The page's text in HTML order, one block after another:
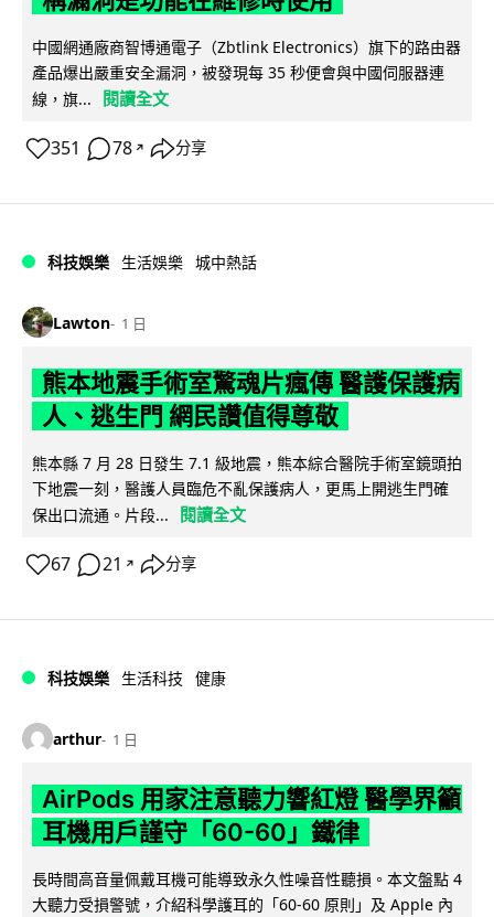
中國網通廠商智博通電子（Zbtlink Electronics）旗下的路由器
產品爆出嚴重安全漏洞，被發現每 35 秒便會與中國伺服器連
線，旗...
閱讀全文
351 78 ↗ 分享
科技娛樂 生活娛樂 城中熱話
Lawton 1 日
熊本地震手術室驚魂片瘋傳 醫護保護病
人、逃生門 網民讚值得尊敬
熊本縣 7 月 28 日發生 7.1 級地震，熊本綜合醫院手術室鏡頭拍
下地震一刻，醫護人員臨危不亂保護病人，更馬上開逃生門確
保出口流通。片段...
閱讀全文
67 21 ↗ 分享
科技娛樂 生活科技 健康
arthur 1 日
AirPods 用家注意聽力響紅燈 醫學界籲
耳機用戶謹守「60-60」鐵律
長時間高音量佩戴耳機可能導致永久性噪音性聽損。本文盤點 4
大聽力受損警號，介紹科學護耳的「60-60 原則」及 Apple 內